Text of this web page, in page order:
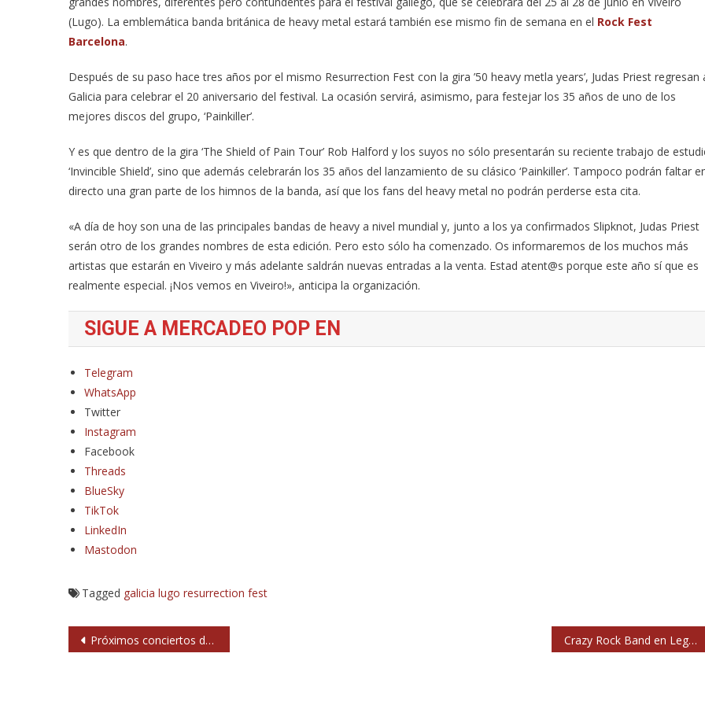
(Lugo). La emblemática banda británica de heavy metal estará también ese mismo fin de semana en el Rock Fest
Barcelona.
Después de su paso hace tres años por el mismo Resurrection Fest con la gira ’50 heavy metla years’, Judas Priest regresan
Galicia para celebrar el 20 aniversario del festival. La ocasión servirá, asimismo, para festejar los 35 años de uno de los
mejores discos del grupo, ‘Painkiller’.
Y es que dentro de la gira ‘The Shield of Pain Tour’ Rob Halford y los suyos no sólo presentarán su reciente trabajo de
‘Invincible Shield’, sino que además celebrarán los 35 años del lanzamiento de su clásico ‘Painkiller’. Tampoco podrán faltar
directo una gran parte de los himnos de la banda, así que los fans del heavy metal no podrán perderse esta cita.
«A día de hoy son una de las principales bandas de heavy a nivel mundial y, junto a los ya confirmados Slipknot, Judas Priest
serán otro de los grandes nombres de esta edición. Pero esto sólo ha comenzado. Os informaremos de los muchos más
artistas que estarán en Viveiro y más adelante saldrán nuevas entradas a la venta. Estad atent@s porque este año sí que es
realmente especial. ¡Nos vemos en Viveiro!», anticipa la organización.
SIGUE A MERCADEO POP EN
Telegram
WhatsApp
Twitter
Instagram
Facebook
Threads
BlueSky
TikTok
LinkedIn
Mastodon
Tagged galicia lugo resurrection fest
Navegación
Próximos conciertos de Sobrinus, banda de culto a punto de celebrar su 30 aniversario Crazy Rock Band en Leganés: ya no hay garitos como los de antes